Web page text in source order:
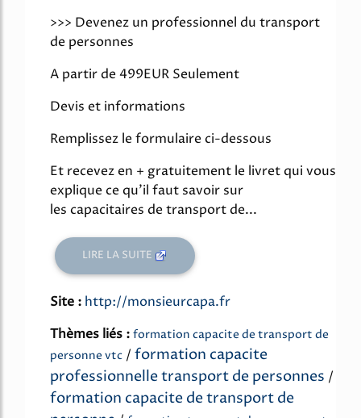
>>> Devenez un professionnel du transport
de personnes
A partir de 499EUR Seulement
Devis et informations
Remplissez le formulaire ci-dessous
Et recevez en + gratuitement le livret qui vous
explique ce qu'il faut savoir sur
les capacitaires de transport de...
LIRE LA SUITE
Site : http://monsieurcapa.fr
Thèmes liés : formation capacite de transport de
personne vtc / formation capacite
professionnelle transport de personnes /
formation capacite de transport de